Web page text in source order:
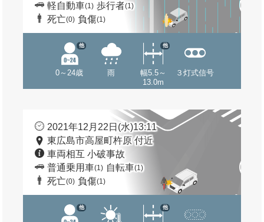
軽自動車(1) 歩行者(1)
死亡(0) 負傷(1)
0～24歳
他
雨
幅5.5～
13.0m
他
３灯式信号
2021年12月22日(水)13:11
東広島市高屋町杵原 付近
車両相互 小破事故
普通乗用車(1) 自転車(1)
死亡(0) 負傷(1)
他 他